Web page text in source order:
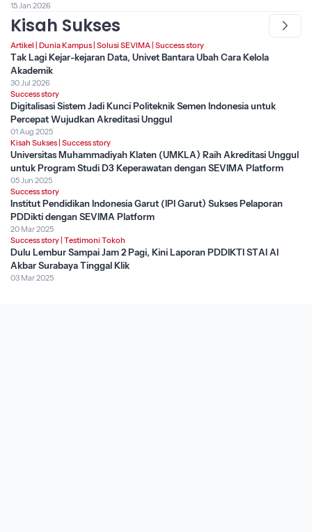
15 Jan 2026
Kisah Sukses
Artikel Dunia Kampus Solusi SEVIMA Success story
Tak Lagi Kejar-kejaran Data, Univet Bantara Ubah Cara Kelola
Akademik
30 Jul 2026
Success story
Digitalisasi Sistem Jadi Kunci Politeknik Semen Indonesia untuk
Percepat Wujudkan Akreditasi Unggul
01 Aug 2025
Kisah Sukses Success story
Universitas Muhammadiyah Klaten (UMKLA) Raih Akreditasi Unggul
untuk Program Studi D3 Keperawatan dengan SEVIMA Platform
05 Jun 2025
Success story
Institut Pendidikan Indonesia Garut (IPI Garut) Sukses Pelaporan
PDDikti dengan SEVIMA Platform
20 Mar 2025
Success story Testimoni Tokoh
Dulu Lembur Sampai Jam 2 Pagi, Kini Laporan PDDIKTI STAI Al
Akbar Surabaya Tinggal Klik
03 Mar 2025